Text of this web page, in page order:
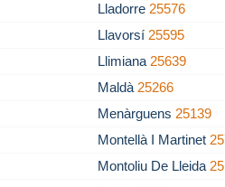
Lladorre 25576
Llavorsí 25595
Llimiana 25639
Maldà 25266
Menàrguens 25139
Montellà I Martinet
Montoliu De Lleida